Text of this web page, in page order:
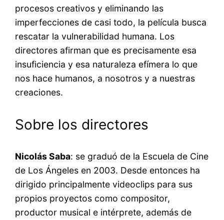
procesos creativos y eliminando las
imperfecciones de casi todo, la película busca
rescatar la vulnerabilidad humana. Los
directores afirman que es precisamente esa
insuficiencia y esa naturaleza efímera lo que
nos hace humanos, a nosotros y a nuestras
creaciones.
Sobre los directores
Nicolás Saba: se graduó de la Escuela de Cine
de Los Ángeles en 2003. Desde entonces ha
dirigido principalmente videoclips para sus
propios proyectos como compositor,
productor musical e intérprete, además de